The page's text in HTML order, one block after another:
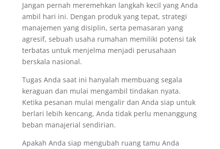
Jangan pernah meremehkan langkah kecil yang Anda
ambil hari ini. Dengan produk yang tepat, strategi
manajemen yang disiplin, serta pemasaran yang
agresif, sebuah usaha rumahan memiliki potensi tak
terbatas untuk menjelma menjadi perusahaan
berskala nasional.
Tugas Anda saat ini hanyalah membuang segala
keraguan dan mulai mengambil tindakan nyata.
Ketika pesanan mulai mengalir dan Anda siap untuk
berlari lebih kencang, Anda tidak perlu menanggung
beban manajerial sendirian.
Apakah Anda siap mengubah ruang tamu Anda